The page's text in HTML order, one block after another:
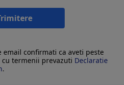
confirmati ca aveti peste
termenii prevazuti Declaratie
.